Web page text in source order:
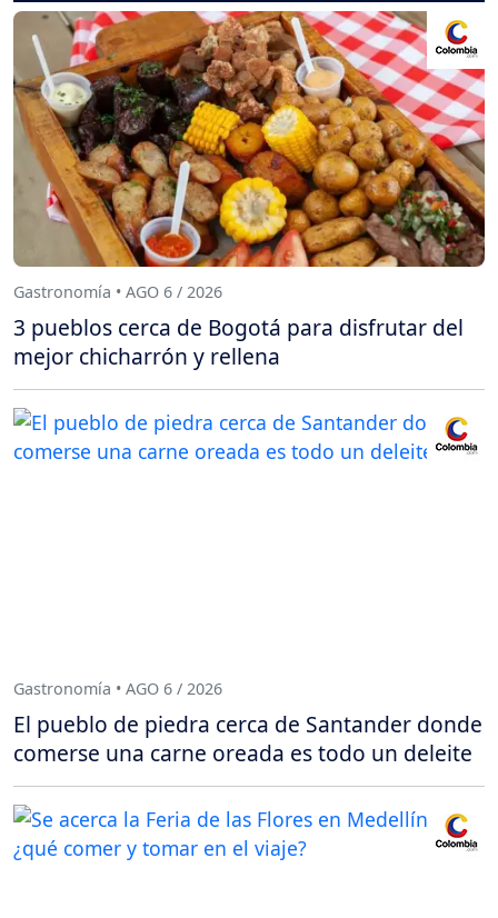
Gastronomía • AGO 6 / 2026
3 pueblos cerca de Bogotá para disfrutar del
mejor chicharrón y rellena
Gastronomía • AGO 6 / 2026
El pueblo de piedra cerca de Santander donde
comerse una carne oreada es todo un deleite